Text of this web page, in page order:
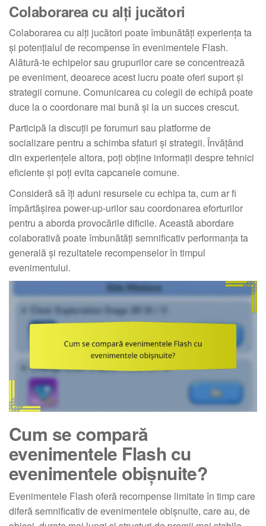
Colaborarea cu alți jucători
Colaborarea cu alți jucători poate îmbunătăți experiența ta
și potențialul de recompense în evenimentele Flash.
Alătură-te echipelor sau grupurilor care se concentrează
pe eveniment, deoarece acest lucru poate oferi suport și
strategii comune. Comunicarea cu colegii de echipă poate
duce la o coordonare mai bună și la un succes crescut.
Participă la discuții pe forumuri sau platforme de
socializare pentru a schimba sfaturi și strategii. Învățând
din experiențele altora, poți obține informații despre tehnici
eficiente și poți evita capcanele comune.
Consideră să îți aduni resursele cu echipa ta, cum ar fi
împărtășirea power-up-urilor sau coordonarea eforturilor
pentru a aborda provocările dificile. Această abordare
colaborativă poate îmbunătăți semnificativ performanța ta
generală și rezultatele recompenselor în timpul
evenimentului.
Cum se compară
evenimentele Flash cu
evenimentele obișnuite?
Evenimentele Flash oferă recompense limitate în timp care
diferă semnificativ de evenimentele obișnuite, care au, de